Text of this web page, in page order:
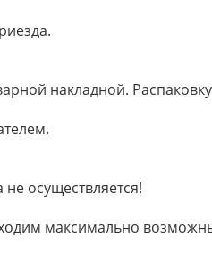
накладной.
осуществляется!
максимально